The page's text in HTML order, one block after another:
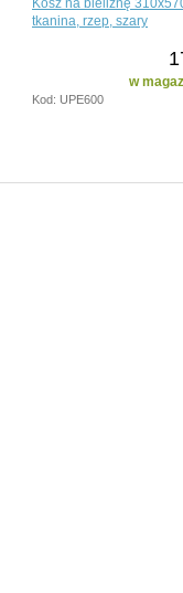
tkanina, rzep, szary
w
Kod: UPE600